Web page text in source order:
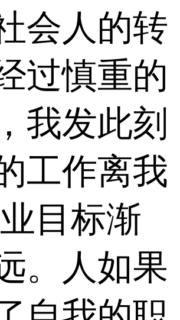
会人的转
过慎重的
我发此刻
工作离我
目标渐
。人如果